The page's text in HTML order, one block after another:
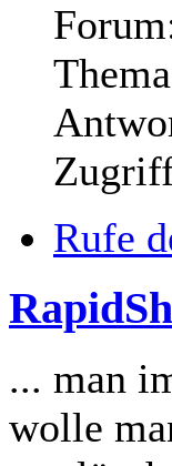
Rufe
... man
wolle